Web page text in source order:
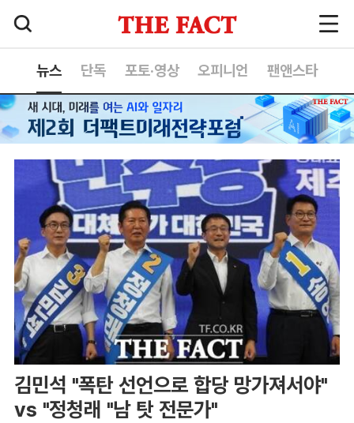
뉴스 단독 포토·영상 오피니언 팬앤스타
김민석 "폭탄 선언으로 합당 망가져서야"
vs "정청래 "남 탓 전문가"